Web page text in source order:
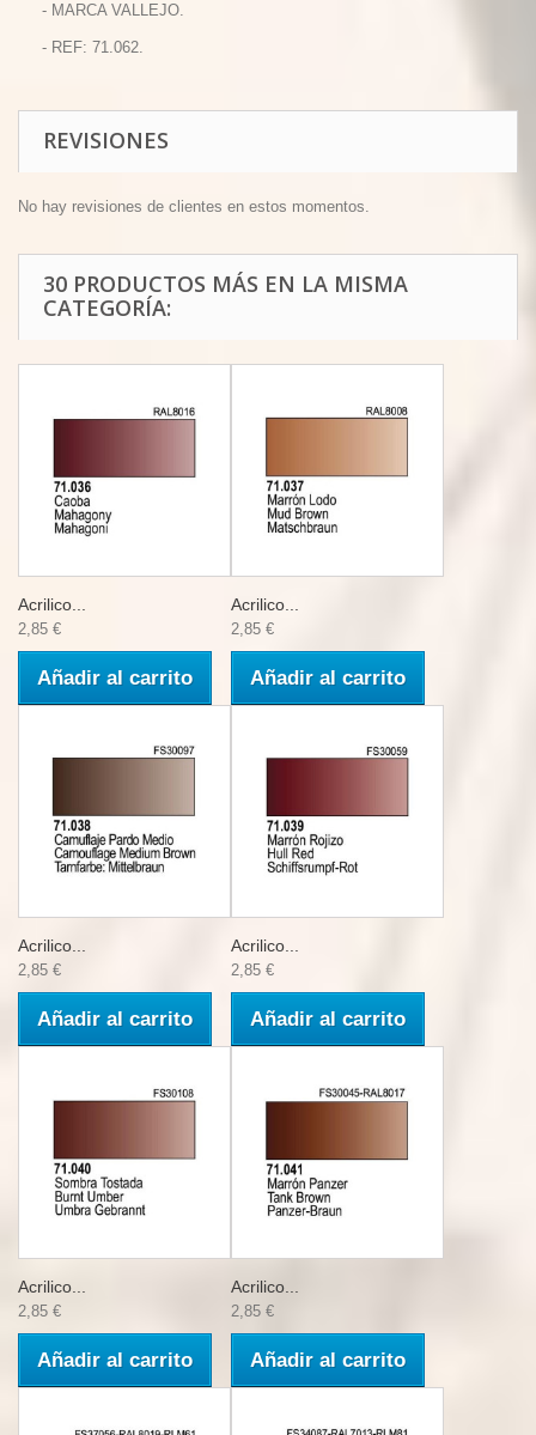
- MARCA VALLEJO.
- REF: 71.062.
REVISIONES
No hay revisiones de clientes en estos momentos.
30 PRODUCTOS MÁS EN LA MISMA
CATEGORÍA:
Acrilico...
2,85 €
Añadir al carrito
Acrilico...
2,85 €
Añadir al carrito
Acrilico...
2,85 €
Añadir al carrito
Acrilico...
2,85 €
Añadir al carrito
Acrilico...
2,85 €
Añadir al carrito
Acrilico...
2,85 €
Añadir al carrito